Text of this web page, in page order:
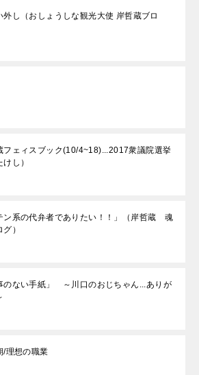
外し（おしょうしな観光大使 岸哲蔵ブロ
フェィスブック(10/4~18)...2017衆議院選挙
けし）
ン系の代弁者でありたい！！」（岸哲蔵 魂
）
のない手紙」 ～川口のおじちゃん...ありが
/理想の職業